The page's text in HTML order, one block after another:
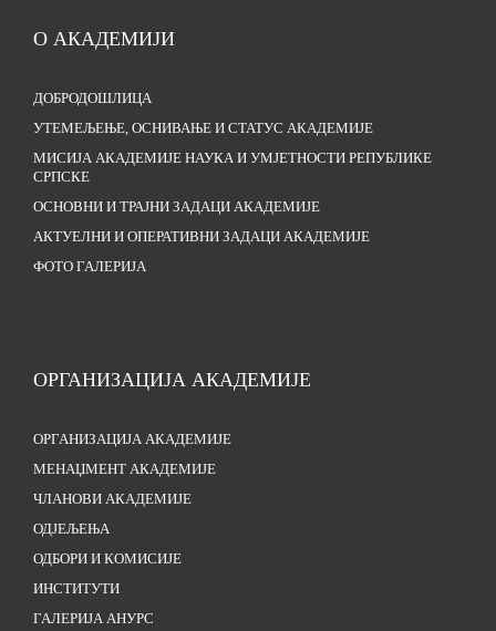
О АКАДЕМИЈИ
ДОБРОДОШЛИЦА
УТЕМЕЉЕЊЕ, ОСНИВАЊЕ И СТАТУС АКАДЕМИЈЕ
МИСИЈА АКАДЕМИЈЕ НАУКА И УМЈЕТНОСТИ РЕПУБЛИКЕ
СРПСКЕ
ОСНОВНИ И ТРАЈНИ ЗАДАЦИ АКАДЕМИЈЕ
АКТУЕЛНИ И ОПЕРАТИВНИ ЗАДАЦИ АКАДЕМИЈЕ
ФОТО ГАЛЕРИЈА
ОРГАНИЗАЦИЈА АКАДЕМИЈЕ
ОРГАНИЗАЦИЈА АКАДЕМИЈЕ
МЕНАЏМЕНТ АКАДЕМИЈЕ
ЧЛАНОВИ АКАДЕМИЈЕ
ОДЈЕЉЕЊА
ОДБОРИ И КОМИСИЈЕ
ИНСТИТУТИ
ГАЛЕРИЈА АНУРС